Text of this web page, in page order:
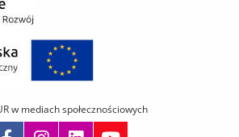
w mediach społecznościowych